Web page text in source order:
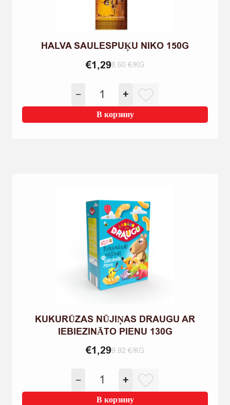
HALVA SAULESPUĶU NIKO 150G
€1,298.60 €/KG
−
Количество
товара
HALVA
SAULESPUĶU
+
В корзину
KUKURŪZAS NŪJIŅAS DRAUGU AR
IEBIEZINĀTO PIENU 130G
€1,299.92 €/KG
−
Количество
товара
KUKURŪZAS
+
В корзину